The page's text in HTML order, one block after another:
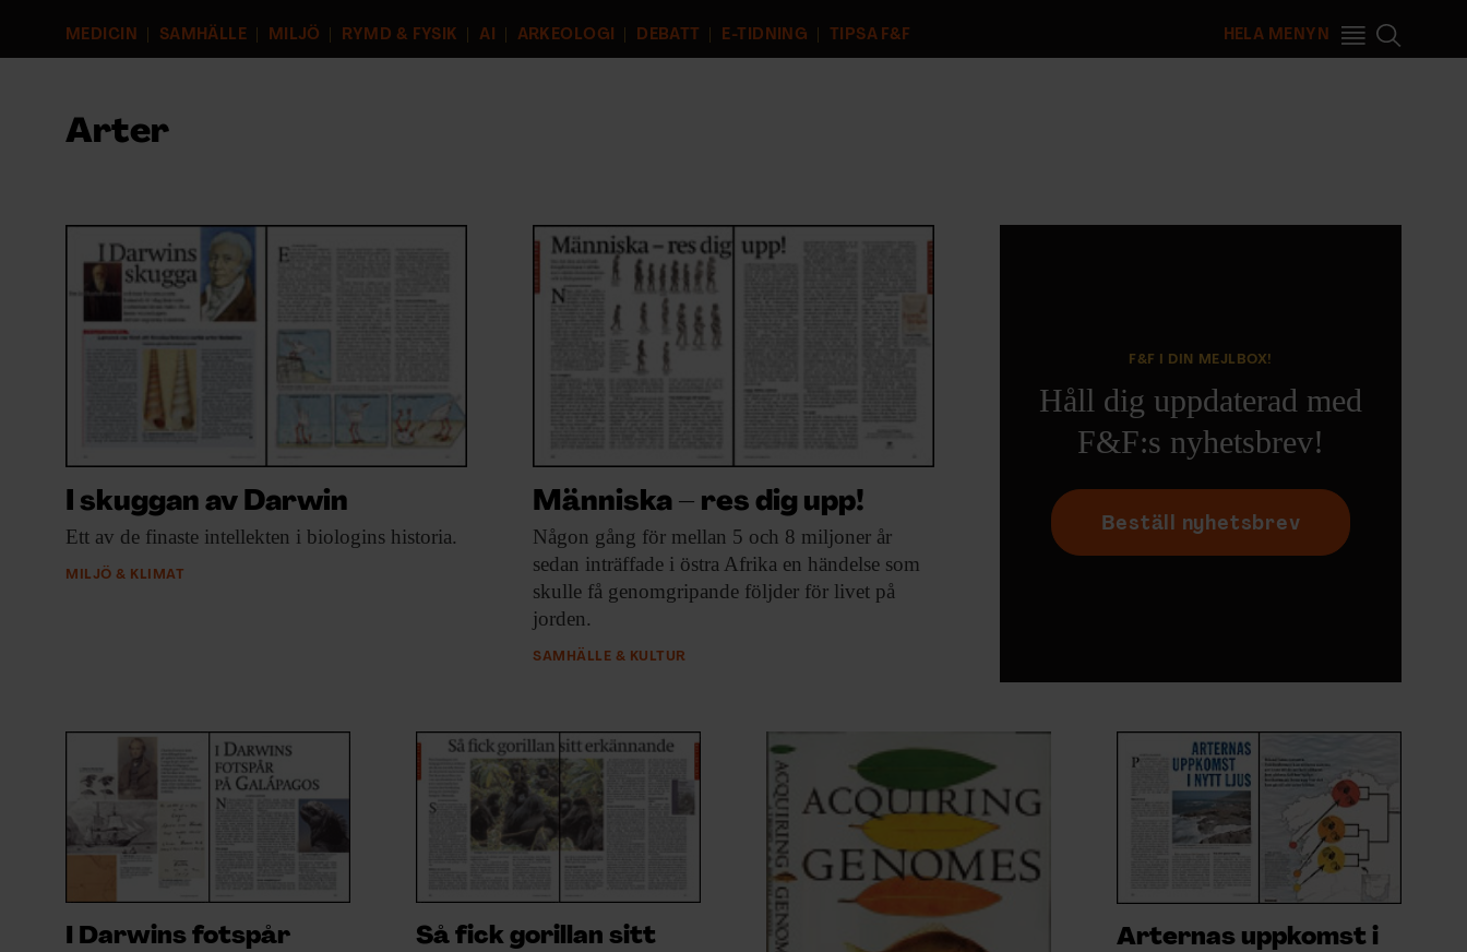
MEDICIN SAMHÄLLE MILJÖ RYMD & FYSIK AI ARKEOLOGI DEBATT E-TIDNING TIPSA F&F HELA MENYN
EVENEMANG & RESOR
KONTAKTA F&F
PRENUMERERA PÅ F&F
ANNONSERA I F&F
Arter
I skuggan av Darwin
Ett av de finaste intellekten i biologins historia.
MILJÖ & KLIMAT
Människa – res dig upp!
Någon gång för mellan 5 och 8 miljoner år
sedan inträffade i östra Afrika en händelse som
skulle få genomgripande följder för livet på
jorden.
SAMHÄLLE & KULTUR
F&F I DIN MEJLBOX!
Håll dig uppdaterad med
F&F:s nyhetsbrev!
Beställ nyhetsbrev
I Darwins fotspår
Så fick gorillan sitt
Arternas uppkomst i